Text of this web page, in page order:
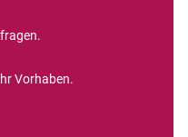
Vorhaben.